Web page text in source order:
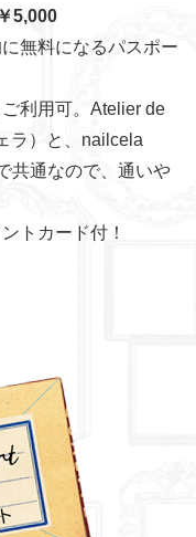
5,000
無料になるパスポー
利用可。Atelier de
ラ）と、nailcela
共通なので、通いや
トカード付！